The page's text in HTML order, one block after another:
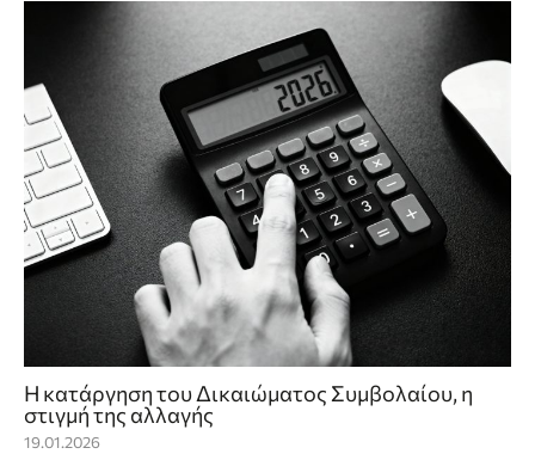
H κατάργηση του Δικαιώματος Συμβολαίου, η
στιγμή της αλλαγής
19.01.2026